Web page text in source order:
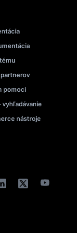
pomoci
vyhľadávanie
nástroje